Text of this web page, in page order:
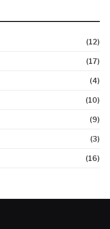
(12)
(17)
(4)
(10)
(9)
(3)
(16)